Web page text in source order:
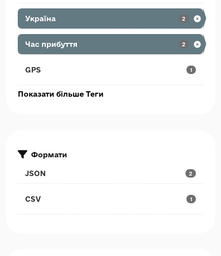
Україна 2
Час прибуття 2
GPS 1
Показати більше Теги
Формати
JSON 2
CSV 1